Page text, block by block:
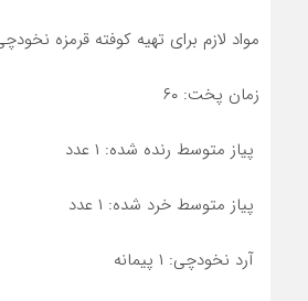
مواد لازم برای تهیه کوفته قرمزه
زمان پخت: ۶۰
پیاز متوسط رنده شده: ۱ عدد
پیاز متوسط خرد شده: ۱ عدد
آرد نخودچی: ۱ پیمانه